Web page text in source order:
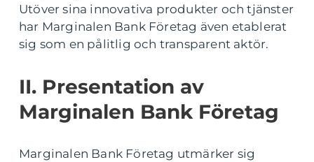
Utöver sina innovativa produkter och tjänster
har Marginalen Bank Företag även etablerat
sig som en pålitlig och transparent aktör.
II. Presentation av
Marginalen Bank Företag
Marginalen Bank Företag utmärker sig